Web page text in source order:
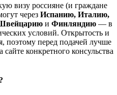
визу россияне (и граждане
черезИспанию, Италию,
иФинляндию — в
условий. Открытость и
поэтому перед подачей лучше
конкретного консульства